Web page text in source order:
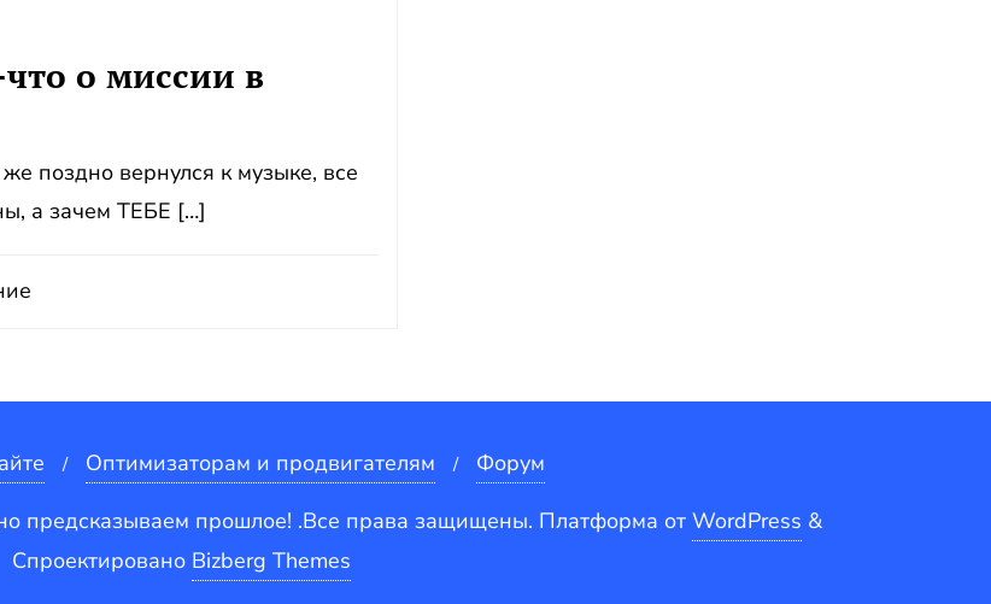
о миссии в
поздно вернулся к музыке, все
а зачем ТЕБЕ […]
Оптимизаторам и продвигателям
Форум
прошлое! .Все права защищены. Платформа от WordPress &
Спроектировано Bizberg Themes